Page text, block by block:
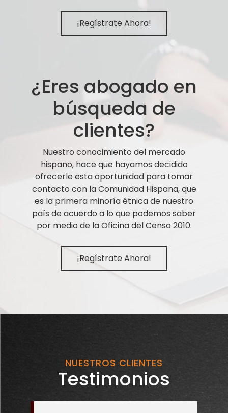
¡Regístrate Ahora!
¿Eres abogado en
búsqueda de
clientes?
Nuestro conocimiento del mercado
hispano, hace que hayamos decidido
ofrecerle esta oportunidad para tomar
contacto con la Comunidad Hispana, que
es la primera minoría étnica de nuestro
país de acuerdo a lo que podemos saber
por medio de la Oficina del Censo 2010.
¡Regístrate Ahora!
NUESTROS CLIENTES
Testimonios